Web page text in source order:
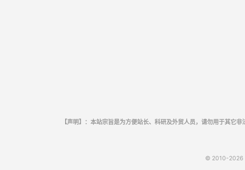
【声明】：本站宗旨是为方便站长、科研及外贸人员，请勿用于其它
© 2010-2026